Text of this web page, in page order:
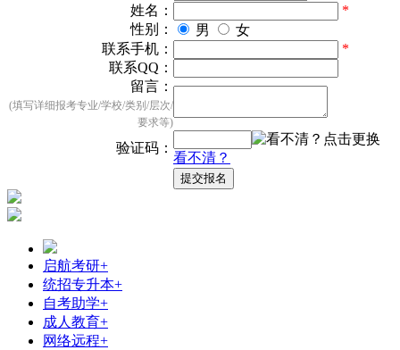
姓名：
*
性别：
男
女
联系手机：
*
联系QQ：
留言：
(填写详细报考专业/学校/类别/层次/
要求等)
验证码：
看不清？
启航考研+
统招专升本+
自考助学+
成人教育+
网络远程+